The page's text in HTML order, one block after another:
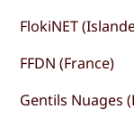
FlokiNET
FFDN (France)
Gentils Nuages